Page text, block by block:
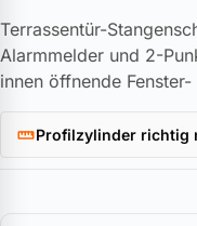
Terrassentür-
Alarmmelder und 2-
innen öffnende
Profilzylinder richtig